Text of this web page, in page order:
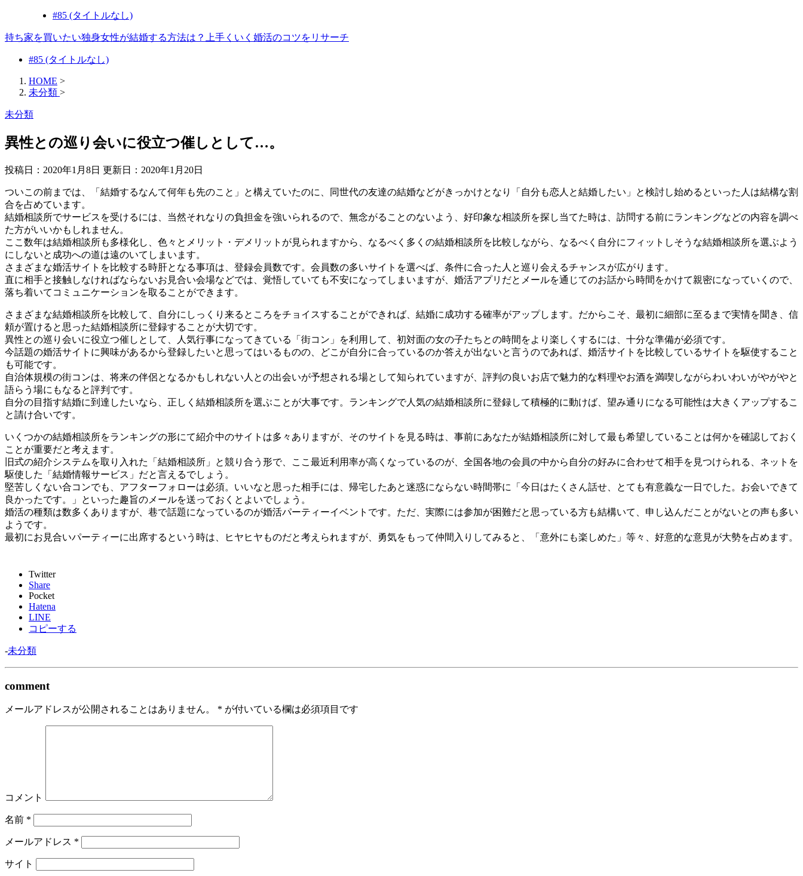
#85 (タイトルなし)
持ち家を買いたい独身女性が結婚する方法は？上手くいく婚活のコツをリサーチ
#85 (タイトルなし)
HOME >
未分類 >
未分類
異性との巡り会いに役立つ催しとして…。
投稿日：2020年1月8日 更新日： 2020年1月20日
ついこの前までは、「結婚するなんて何年も先のこと」と構えていたのに、同世代の友達の結婚などがきっかけとなり「自分も恋人と結婚したい」と検討し始めるといった人は結構な割
合を占めています。
結婚相談所でサービスを受けるには、当然それなりの負担金を強いられるので、無念がることのないよう、好印象な相談所を探し当てた時は、訪問する前にランキングなどの内容を調べ
た方がいいかもしれません。
ここ数年は結婚相談所も多様化し、色々とメリット・デメリットが見られますから、なるべく多くの結婚相談所を比較しながら、なるべく自分にフィットしそうな結婚相談所を選ぶよう
にしないと成功への道は遠のいてしまいます。
さまざまな婚活サイトを比較する時肝となる事項は、登録会員数です。会員数の多いサイトを選べば、条件に合った人と巡り会えるチャンスが広がります。
直に相手と接触しなければならないお見合い会場などでは、覚悟していても不安になってしまいますが、婚活アプリだとメールを通じてのお話から時間をかけて親密になっていくので、
落ち着いてコミュニケーションを取ることができます。
さまざまな結婚相談所を比較して、自分にしっくり来るところをチョイスすることができれば、結婚に成功する確率がアップします。だからこそ、最初に細部に至るまで実情を聞き、信
頼が置けると思った結婚相談所に登録することが大切です。
異性との巡り会いに役立つ催しとして、人気行事になってきている「街コン」を利用して、初対面の女の子たちとの時間をより楽しくするには、十分な準備が必須です。
今話題の婚活サイトに興味があるから登録したいと思ってはいるものの、どこが自分に合っているのか答えが出ないと言うのであれば、婚活サイトを比較しているサイトを駆使すること
も可能です。
自治体規模の街コンは、将来の伴侶となるかもしれない人との出会いが予想される場として知られていますが、評判の良いお店で魅力的な料理やお酒を満喫しながらわいわいがやがやと
語らう場にもなると評判です。
自分の目指す結婚に到達したいなら、正しく結婚相談所を選ぶことが大事です。ランキングで人気の結婚相談所に登録して積極的に動けば、望み通りになる可能性は大きくアップするこ
と請け合いです。
いくつかの結婚相談所をランキングの形にて紹介中のサイトは多々ありますが、そのサイトを見る時は、事前にあなたが結婚相談所に対して最も希望していることは何かを確認しておく
ことが重要だと考えます。
旧式の紹介システムを取り入れた「結婚相談所」と競り合う形で、ここ最近利用率が高くなっているのが、全国各地の会員の中から自分の好みに合わせて相手を見つけられる、ネットを
駆使した「結婚情報サービス」だと言えるでしょう。
堅苦しくない合コンでも、アフターフォローは必須。いいなと思った相手には、帰宅したあと迷惑にならない時間帯に「今日はたくさん話せ、とても有意義な一日でした。お会いできて
良かったです。」といった趣旨のメールを送っておくとよいでしょう。
婚活の種類は数多くありますが、巷で話題になっているのが婚活パーティーイベントです。ただ、実際には参加が困難だと思っている方も結構いて、申し込んだことがないとの声も多い
ようです。
最初にお見合いパーティーに出席するという時は、ヒヤヒヤものだと考えられますが、勇気をもって仲間入りしてみると、「意外にも楽しめた」等々、好意的な意見が大勢を占めます。
Twitter
Share
Pocket
Hatena
LINE
コピーする
-未分類
comment
メールアドレスが公開されることはありません。 * が付いている欄は必須項目です
コメント
名前 *
メールアドレス *
サイト